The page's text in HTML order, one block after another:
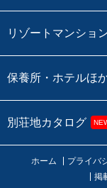
リゾートマンショ
保養所・ホテルほ
別荘地カタログ
ホーム プライバ
掲